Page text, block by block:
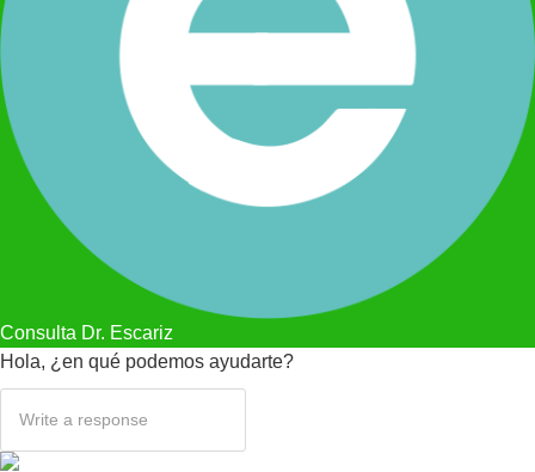
Consulta Dr. Escariz
Hola, ¿en qué podemos ayudarte?